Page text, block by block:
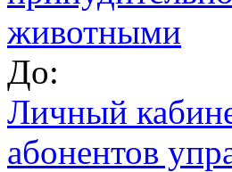
животными
До:
Личный
абонентов